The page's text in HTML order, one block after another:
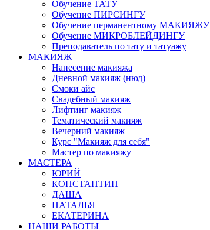
Обучение ТАТУ
Обучение ПИРСИНГУ
Обучение перманентному МАКИЯЖУ
Обучение МИКРОБЛЕЙДИНГУ
Преподаватель по тату и татуажу
МАКИЯЖ
Нанесение макияжа
Дневной макияж (нюд)
Смоки айс
Свадебный макияж
Лифтинг макияж
Тематический макияж
Вечерний макияж
Курс "Макияж для себя"
Мастер по макияжу
МАСТЕРА
ЮРИЙ
КОНСТАНТИН
ДАША
НАТАЛЬЯ
ЕКАТЕРИНА
НАШИ РАБОТЫ